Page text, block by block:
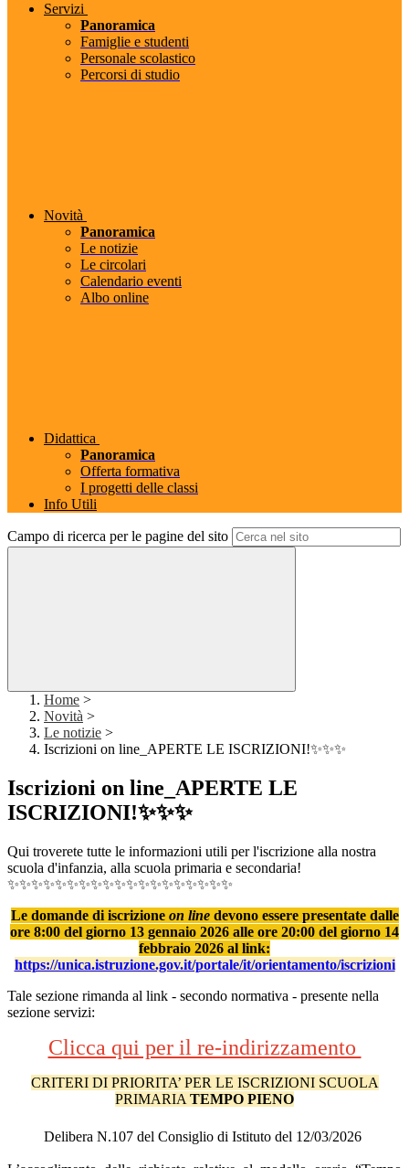
Servizi
Panoramica
Famiglie e studenti
Personale scolastico
Percorsi di studio
Novità
Panoramica
Le notizie
Le circolari
Calendario eventi
Albo online
Didattica
Panoramica
Offerta formativa
I progetti delle classi
Info Utili
Campo di ricerca per le pagine del sito
Home >
Novità >
Le notizie >
Iscrizioni on line_APERTE LE ISCRIZIONI!✨✨✨
Iscrizioni on line_APERTE LE
ISCRIZIONI!✨✨✨
Qui troverete tutte le informazioni utili per l'iscrizione alla nostra
scuola d'infanzia, alla scuola primaria e secondaria!
✨✨✨✨✨✨✨✨✨✨✨✨✨✨✨✨✨✨✨
Le domande di iscrizione on linedevono essere presentate dalle
ore 8:00 del giorno 13 gennaio 2026 alle ore 20:00 del giorno 14
febbraio 2026 al link:
https://unica.istruzione.gov.it/portale/it/orientamento/iscrizioni
Tale sezione rimanda al link - secondo normativa - presente nella
sezione servizi:
Clicca qui per il re-indirizzamento
CRITERI DI PRIORITA’ PER LE ISCRIZIONI SCUOLA
PRIMARIA TEMPO PIENO
Delibera N.107 del Consiglio di Istituto del 12/03/2026